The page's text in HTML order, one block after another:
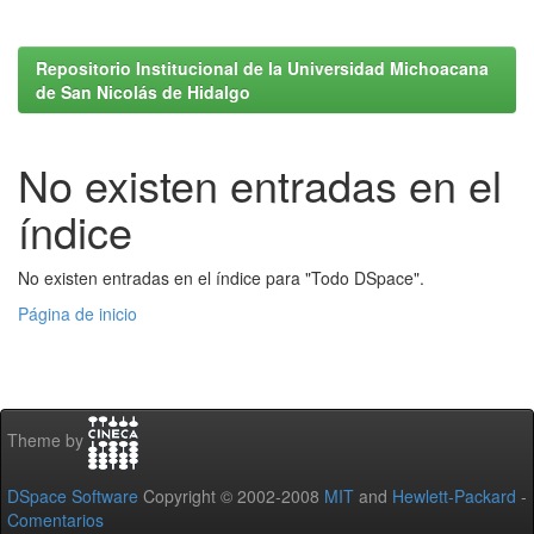
Repositorio Institucional de la Universidad Michoacana
de San Nicolás de Hidalgo
No existen entradas en el
índice
No existen entradas en el índice para "Todo DSpace".
Página de inicio
Theme by
DSpace Software Copyright © 2002-2008 MIT and Hewlett-Packard -
Comentarios